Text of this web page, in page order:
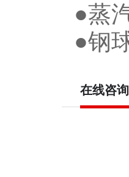
●蒸
●钢
在线咨询